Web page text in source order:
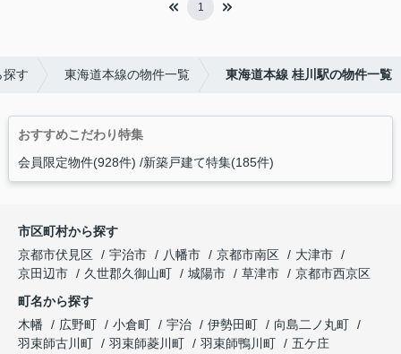
1
探す 東海道本線の物件一覧 東海道本線 桂川駅の物件一覧
おすすめこだわり特集
会員限定物件(928件) 新築戸建て特集(185件)
市区町村から探す
京都市伏見区
宇治市 八幡市 京都市南区
大津市
京田辺市
久世郡久御山町 城陽市 草津市
京都市西京区
町名から探す
木幡
広野町 小倉町 宇治 伊勢田町
向島二ノ丸町
羽束師古川町
羽束師菱川町 羽束師鴨川町
五ケ庄